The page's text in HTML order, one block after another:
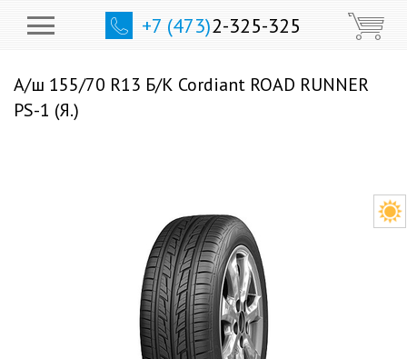
+7 (473)2-325-325
А/ш 155/70 R13 Б/К Cordiant ROAD RUNNER
PS-1 (Я.)